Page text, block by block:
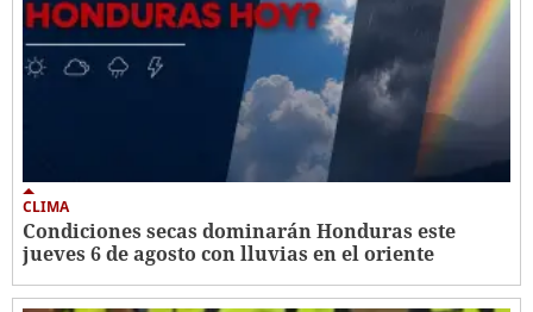
CLIMA
Condiciones secas dominarán Honduras este
jueves 6 de agosto con lluvias en el oriente